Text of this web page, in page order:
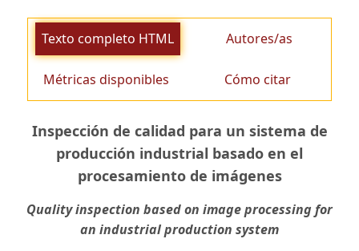
Texto completo HTML Autores/as
Métricas disponibles Cómo citar
Inspección de calidad para un sistema de
producción industrial basado en el
procesamiento de imágenes
Quality inspection based on image processing for
an industrial production system